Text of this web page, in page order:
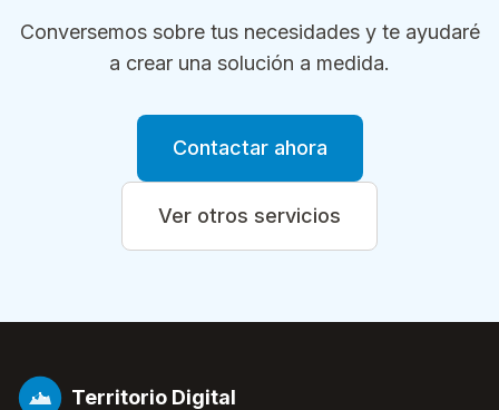
Conversemos sobre tus necesidades y te ayudaré
a crear una solución a medida.
Contactar ahora
Ver otros servicios
Territorio Digital